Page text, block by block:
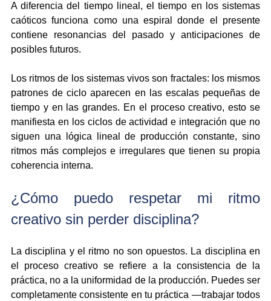
A diferencia del tiempo lineal, el tiempo en los sistemas
caóticos funciona como una espiral donde el presente
contiene resonancias del pasado y anticipaciones de
posibles futuros.
Los ritmos de los sistemas vivos son fractales: los mismos
patrones de ciclo aparecen en las escalas pequeñas de
tiempo y en las grandes. En el proceso creativo, esto se
manifiesta en los ciclos de actividad e integración que no
siguen una lógica lineal de producción constante, sino
ritmos más complejos e irregulares que tienen su propia
coherencia interna.
¿Cómo puedo respetar mi ritmo
creativo sin perder disciplina?
La disciplina y el ritmo no son opuestos. La disciplina en
el proceso creativo se refiere a la consistencia de la
práctica, no a la uniformidad de la producción. Puedes ser
completamente consistente en tu práctica —trabajar todos